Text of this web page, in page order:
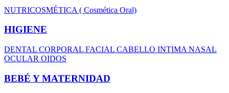
NUTRICOSMÉTICA ( Cosmética Oral)
HIGIENE
DENTAL CORPORAL FACIAL CABELLO INTIMA NASAL
OCULAR OIDOS
BEBÉ Y MATERNIDAD